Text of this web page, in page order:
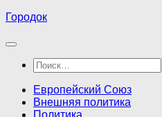
Перейти
содержимому
Городок
Найти:
Европейский Союз
Внешняя политика
Политика